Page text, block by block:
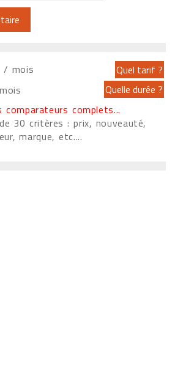
/ mois
complets...
30 critères : prix, nouveauté,
marque, etc....